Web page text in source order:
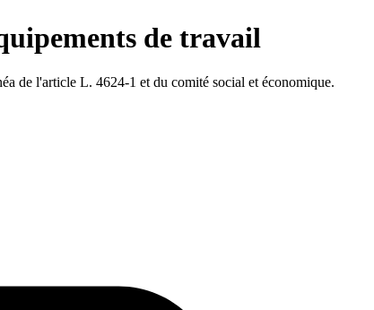
de travail
de l'article L. 4624-1 et du comité social et économique.